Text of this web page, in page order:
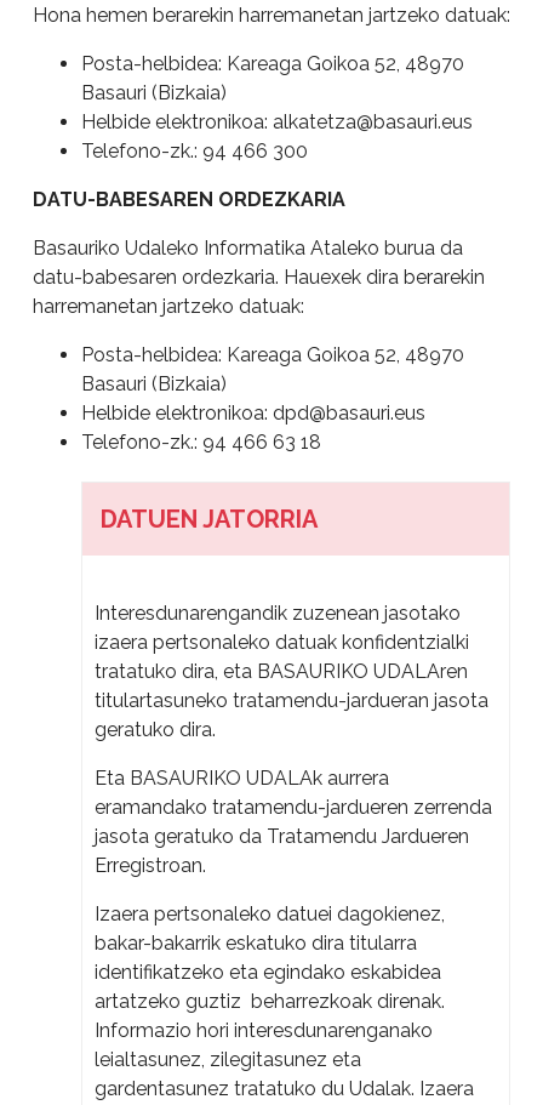
Hona hemen berarekin harremanetan jartzeko datuak:
Posta-helbidea: Kareaga Goikoa 52, 48970
Basauri (Bizkaia)
Helbide elektronikoa: alkatetza@basauri.eus
Telefono-zk.: 94 466 300
DATU-BABESAREN ORDEZKARIA
Basauriko Udaleko Informatika Ataleko burua da
datu-babesaren ordezkaria. Hauexek dira berarekin
harremanetan jartzeko datuak:
Posta-helbidea: Kareaga Goikoa 52, 48970
Basauri (Bizkaia)
Helbide elektronikoa: dpd@basauri.eus
Telefono-zk.: 94 466 63 18
DATUEN JATORRIA
Interesdunarengandik zuzenean jasotako
izaera pertsonaleko datuak konfidentzialki
tratatuko dira, eta BASAURIKO UDALAren
titulartasuneko tratamendu-jardueran jasota
geratuko dira.
Eta BASAURIKO UDALAk aurrera
eramandako tratamendu-jardueren zerrenda
jasota geratuko da Tratamendu Jardueren
Erregistroan.
Izaera pertsonaleko datuei dagokienez,
bakar-bakarrik eskatuko dira titularra
identifikatzeko eta egindako eskabidea
artatzeko guztiz beharrezkoak direnak.
Informazio hori interesdunarenganako
leialtasunez, zilegitasunez eta
gardentasunez tratatuko du Udalak. Izaera